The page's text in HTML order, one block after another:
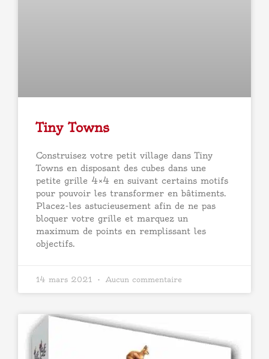
Tiny Towns
Construisez votre petit village dans Tiny
Towns en disposant des cubes dans une
petite grille 4×4 en suivant certains motifs
pour pouvoir les transformer en bâtiments.
Placez-les astucieusement afin de ne pas
bloquer votre grille et marquez un
maximum de points en remplissant les
objectifs.
14 mars 2021 Aucun commentaire